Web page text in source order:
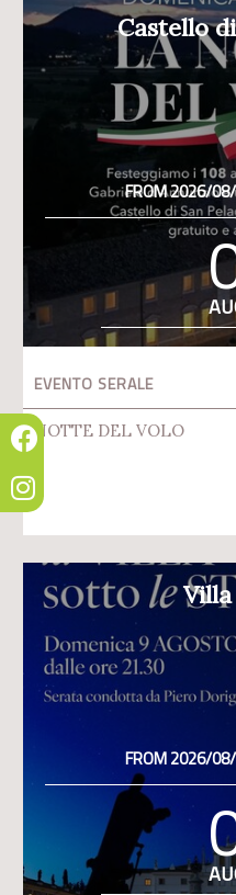
Castello
FROM 2026/
EVENTO SERALE
NOTTE DEL VOLO
FROM 2026/